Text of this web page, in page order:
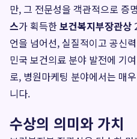
만, 그 전문성을 객관적으로 증
스가 획득한보건복지부장관상
언을 넘어선, 실질적이고 공신
민국 보건의료 분야 발전에 기
로, 병원마케팅 분야에서는 매
니다.
수상의 의미와 가치